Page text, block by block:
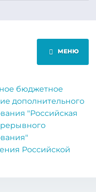
МЕНЮ
бюджетное
дополнительного
"Российская
Российской